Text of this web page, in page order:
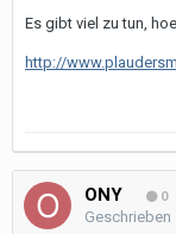
Es gibt viel zu tun,
http://
ONY 0
Geschrieben